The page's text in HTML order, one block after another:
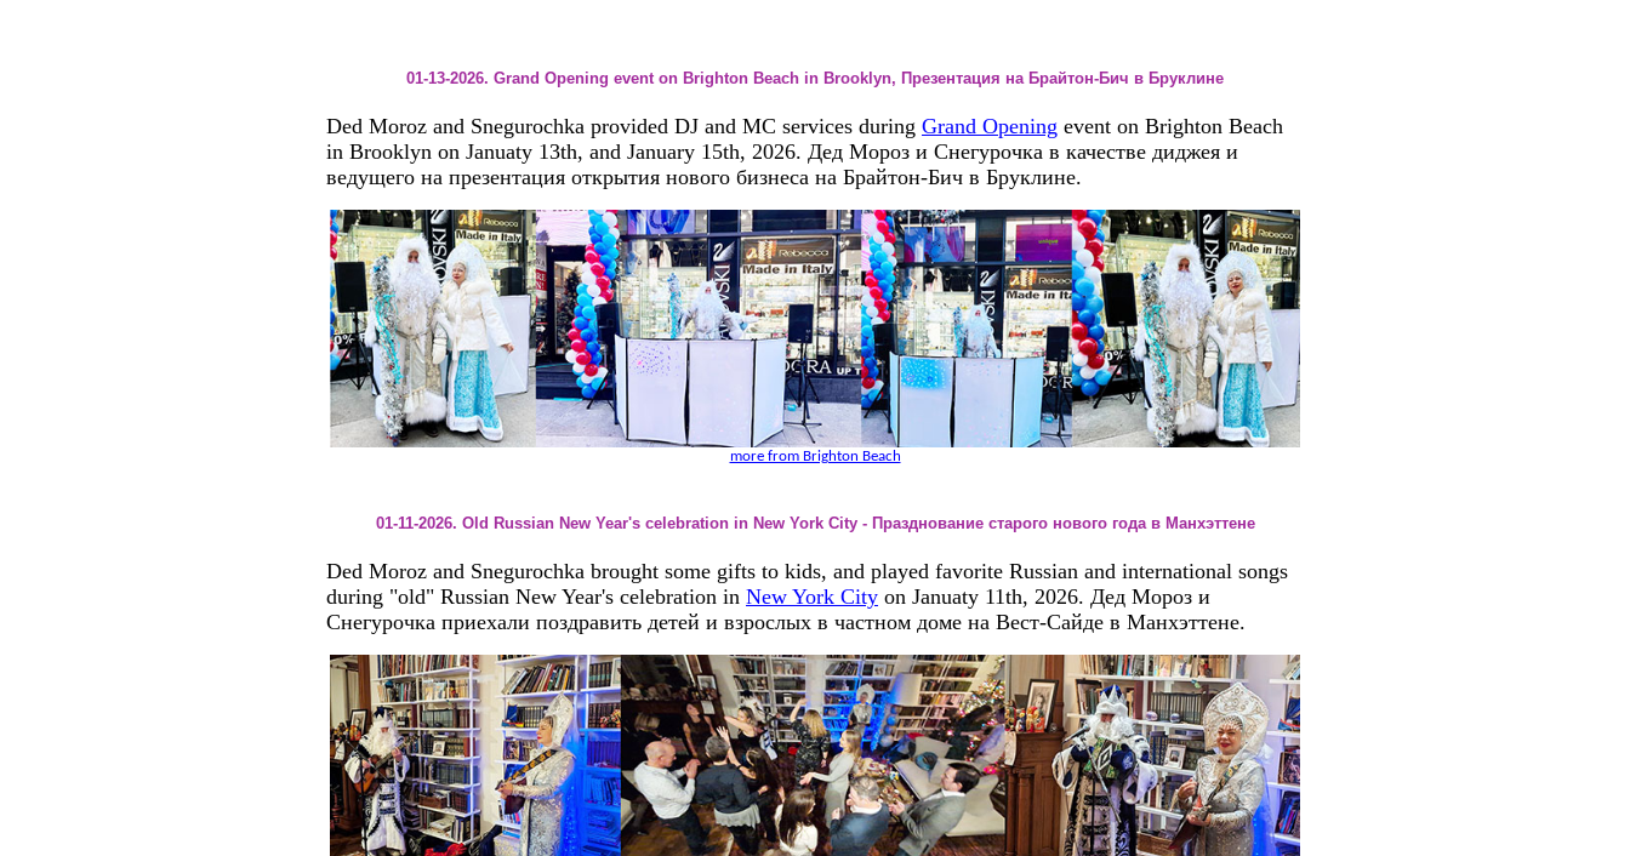
01-13-2026. Grand Opening event on Brighton Beach in Brooklyn, Презентация на Брайтон-Бич в Бруклине
Ded Moroz and Snegurochka provided DJ and MC services during Grand Opening event on Brighton Beach
in Brooklyn on Januaty 13th, and January 15th, 2026. Дед Мороз и Снегурочка в качестве диджея и
ведущего на презентация открытия нового бизнеса на Брайтон-Бич в Бруклине.
more from Brighton Beach
01-11-2026. Old Russian New Year's celebration in New York City - Празднование старого нового года в Манхэттене
Ded Moroz and Snegurochka brought some gifts to kids, and played favorite Russian and international songs
during "old" Russian New Year's celebration in New York City on Januaty 11th, 2026. Дед Мороз и
Снегурочка приехали поздравить детей и взрослых в частном доме на Вест-Сайде в Манхэттене.